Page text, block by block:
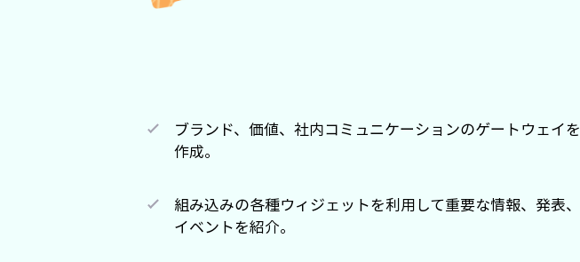
ブランド、価値、社内コミュニケーションのゲートウェイを
作成。
組み込みの各種ウィジェットを利用して重要な情報、発表、
イベントを紹介。